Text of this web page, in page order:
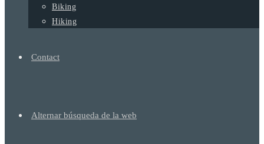
Biking
Hiking
Contact
Alternar búsqueda de la web